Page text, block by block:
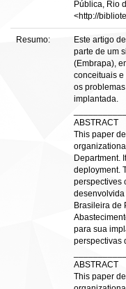
Pública, Rio
<http://
Resumo:
Este artigo
parte de um
(Embrapa),
conceituais
os
implantada.
ABSTRACT
This paper
Department.
deployment.
perspectives
Brasileira de
para sua
perspectivas
ABSTRACT
This paper